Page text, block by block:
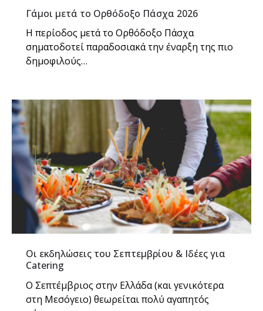
Γάμοι μετά το Ορθόδοξο Πάσχα 2026
Η περίοδος μετά το Ορθόδοξο Πάσχα
σηματοδοτεί παραδοσιακά την έναρξη της πιο
δημοφιλούς…
Οι εκδηλώσεις του Σεπτεμβρίου & Ιδέες για
Catering
Ο Σεπτέμβριος στην Ελλάδα (και γενικότερα
στη Μεσόγειο) θεωρείται πολύ αγαπητός